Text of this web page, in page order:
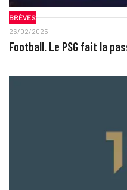
BRÈVES
26/02/2025
Football. Le PSG fait la